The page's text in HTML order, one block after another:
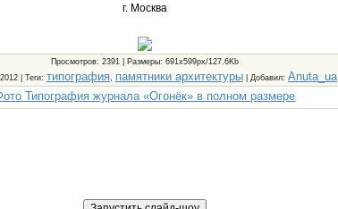
г. Москва
Просмотров: 2391 | Размеры: 691x599px/127.6Kb
| Теги: типография памятники архитектуры Добавил: Anuta_ua
Типография журнала «Огонёк» в полном размере